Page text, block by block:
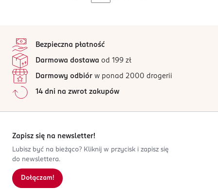
Bezpieczna płatność
Darmowa dostawa od 199 zł
Darmowy odbiór w ponad 2000 drogerii
14 dni na zwrot zakupów
Zapisz się na newsletter!
Lubisz być na bieżąco? Kliknij w przycisk i zapisz się
do newslettera.
Dołączam!